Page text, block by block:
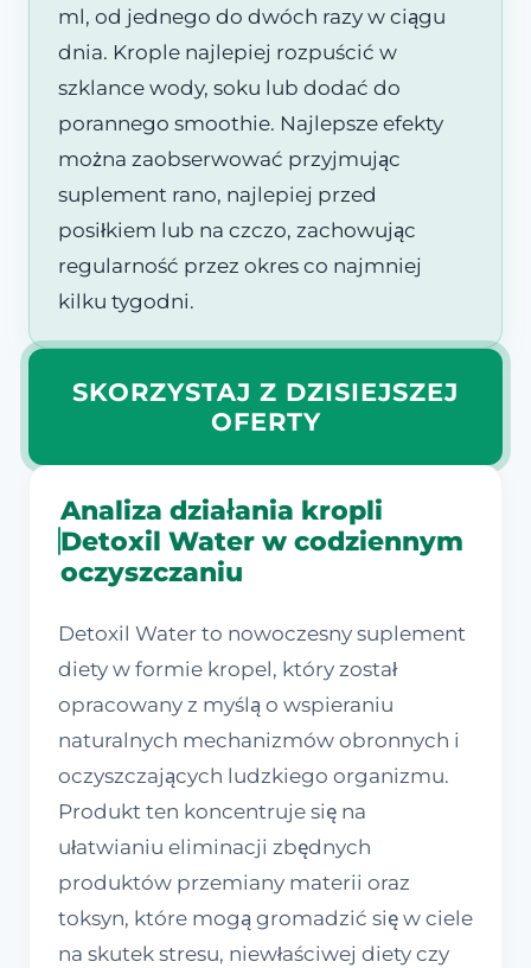
ml, od jednego do dwóch razy w ciągu
dnia. Krople najlepiej rozpuścić w
szklance wody, soku lub dodać do
porannego smoothie. Najlepsze efekty
można zaobserwować przyjmując
suplement rano, najlepiej przed
posiłkiem lub na czczo, zachowując
regularność przez okres co najmniej
kilku tygodni.
SKORZYSTAJ Z DZISIEJSZEJ
OFERTY
Analiza działania kropli
Detoxil Water w codziennym
oczyszczaniu
Detoxil Water to nowoczesny suplement
diety w formie kropel, który został
opracowany z myślą o wspieraniu
naturalnych mechanizmów obronnych i
oczyszczających ludzkiego organizmu.
Produkt ten koncentruje się na
ułatwianiu eliminacji zbędnych
produktów przemiany materii oraz
toksyn, które mogą gromadzić się w ciele
na skutek stresu, niewłaściwej diety czy